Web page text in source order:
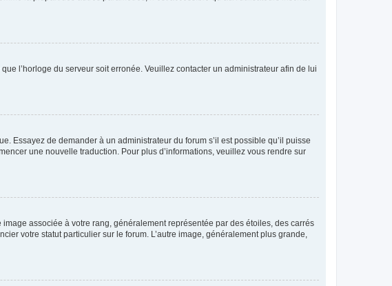
l’horloge du serveur soit erronée. Veuillez contacter un administrateur afin de lui
Essayez de demander à un administrateur du forum s’il est possible qu’il puisse
une nouvelle traduction. Pour plus d’informations, veuillez vous rendre sur
associée à votre rang, généralement représentée par des étoiles, des carrés
votre statut particulier sur le forum. L’autre image, généralement plus grande,